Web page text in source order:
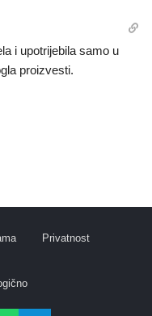
i upotrijebila samo u
proizvesti.
Privatnost